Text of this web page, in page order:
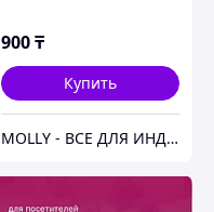
900₸
Купить
MOLLY - ВСЕ ДЛЯ ИНДУСТРИИ КРАСОТЫ